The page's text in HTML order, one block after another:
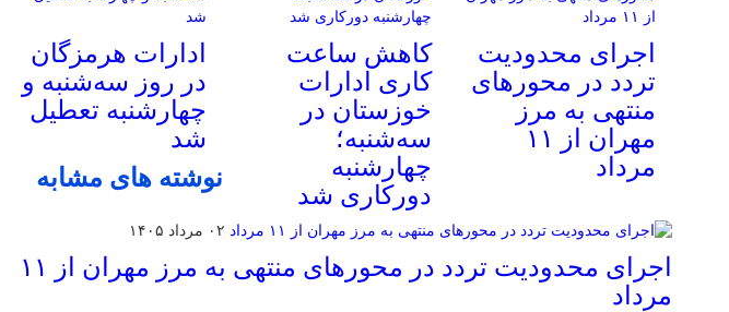
اجرای محدودیت
تردد در محورهای
منتهی به مرز
مهران از ۱۱
مرداد
کاهش ساعت
کاری ادارات
خوزستان در
سه‌شنبه؛
چهارشنبه
دورکاری شد
ادارات هرمزگان
در روز سه‌شنبه و
چهارشنبه تعطیل
شد
نوشته های مشابه
۰۲ مرداد ۱۴۰۵
اجرای محدودیت تردد در محورهای منتهی به مرز مهران از ۱۱
مرداد